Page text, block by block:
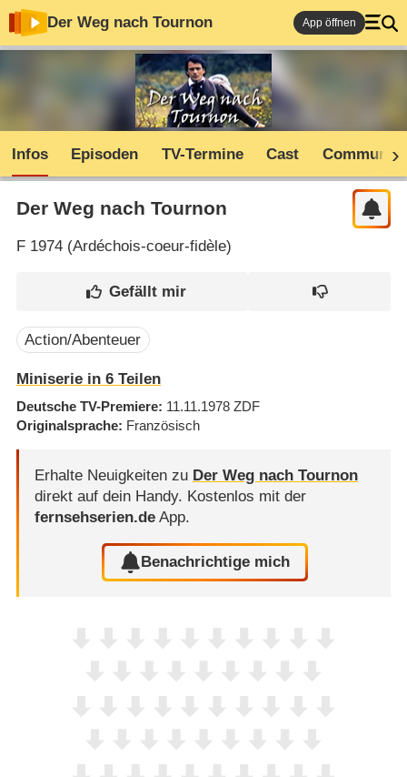
Der Weg nach Tournon App öffnen
Infos Episoden TV-Termine Cast Community
Der Weg nach Tournon
F1974 (Ardéchois-coeur-fidèle)
Action/Abenteuer
Miniserie in 6 Teilen
Deutsche TV-Premiere 11.11.1978 ZDF
Originalsprache Französisch
Erhalte Neuigkeiten zu Der Weg nach Tournon
direkt auf dein Handy. Kostenlos mit der
fernsehserien.deApp.
Benachrichtige mich